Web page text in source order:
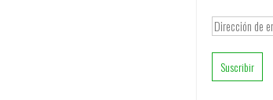
Dirección
de
email